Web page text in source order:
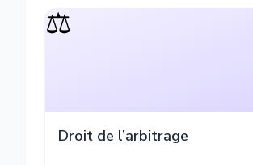
⚖️
Droit de l’arbitrage